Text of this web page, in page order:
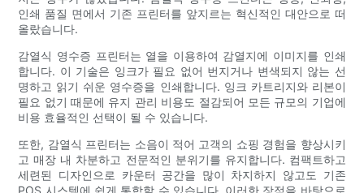
인쇄 품질 면에서 기존 프린터를 앞지르는 혁신적인 대안으로 떠
올랐습니다.
감열식 영수증 프린터는 열을 이용하여 감열지에 이미지를 인쇄
합니다. 이 기술은 잉크가 필요 없어 번지거나 변색되지 않는 선
명하고 읽기 쉬운 영수증을 인쇄합니다. 잉크 카트리지와 리본이
필요 없기 때문에 유지 관리 비용도 절감되어 모든 규모의 기업에
비용 효율적인 선택이 될 수 있습니다.
또한, 감열식 프린터는 소음이 적어 고객의 쇼핑 경험을 향상시키
고 매장 내 차분하고 전문적인 분위기를 유지합니다. 컴팩트하고
세련된 디자인으로 카운터 공간을 많이 차지하지 않고도 기존